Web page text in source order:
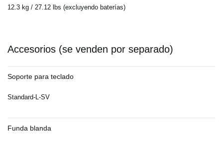
12.3 kg / 27.12 lbs (excluyendo baterías)
Accesorios (se venden por separado)
Soporte para teclado
Standard-L-SV
Funda blanda